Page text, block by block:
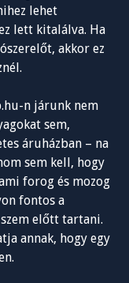
lehet
lett kitalálva. Ha
akkor ez
n járunk nem
sem,
áruházban – na
sem kell, hogy
forog és mozog
fontos a
előtt tartani.
annak, hogy egy